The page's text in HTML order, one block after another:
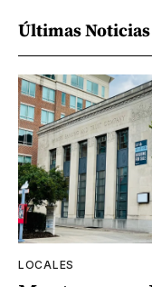
Últimas Noticias
LOCALES